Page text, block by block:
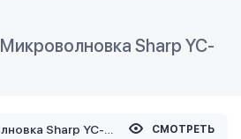
Микроволновка Sharp YC-
СМОТРЕТЬ